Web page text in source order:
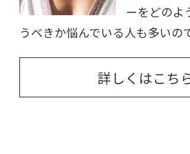
ーをどのよ
うべきか悩んでいる人も多いの
詳しくはこち